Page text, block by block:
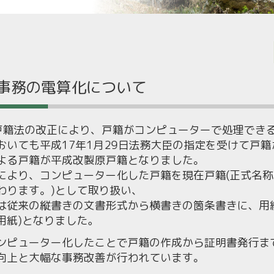
務の電算化について
法の改正により、戸籍がコンピューターで処理でき
いても平成17年1月29日法務大臣の指定を受けて戸
る戸籍が平成改製原戸籍となりました。
より、コンピューター化した戸籍を現在戸籍(正式名
ります。)として取り扱い、
従来の縦書きの文書形式から横書きの箇条書きに、
紙)となりました。
ピューター化したことで戸籍の作成から証明書発行
上と大幅な事務改善が行われています。